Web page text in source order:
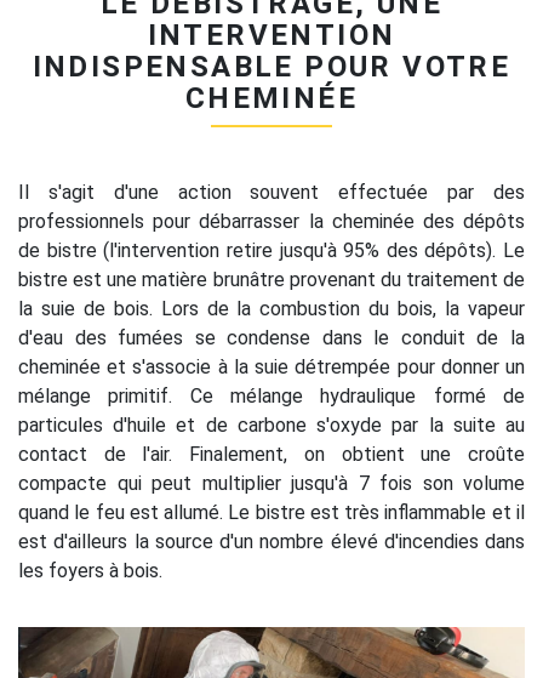
INTERVENTION
INDISPENSABLE POUR VOTRE
CHEMINÉE
Il s'agit d'une action souvent effectuée par des
professionnels pour débarrasser la cheminée des dépôts
de bistre (l'intervention retire jusqu'à 95% des dépôts). Le
bistre est une matière brunâtre provenant du traitement de
la suie de bois. Lors de la combustion du bois, la vapeur
d'eau des fumées se condense dans le conduit de la
cheminée et s'associe à la suie détrempée pour donner un
mélange primitif. Ce mélange hydraulique formé de
particules d'huile et de carbone s'oxyde par la suite au
contact de l'air. Finalement, on obtient une croûte
compacte qui peut multiplier jusqu'à 7 fois son volume
quand le feu est allumé. Le bistre est très inflammable et il
est d'ailleurs la source d'un nombre élevé d'incendies dans
les foyers à bois.